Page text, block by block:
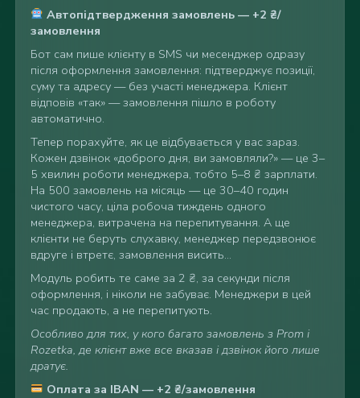
Автопідтвердження замовлень — +2 ₴/
замовлення
Бот сам пише клієнту в SMS чи месенджер одразу
після оформлення замовлення: підтверджує позиції,
суму та адресу — без участі менеджера. Клієнт
відповів «так» —замовлення пішло в роботу
автоматично.
Тепер порахуйте, як це відбувається у вас зараз.
Кожен дзвінок «доброго дня, ви замовляли?» — це 3–
5 хвилин роботи менеджера, тобто 5–8 ₴ зарплати.
На 500 замовлень на місяць — це 30–40 годин
чистого часу, ціла робоча тиждень одного
менеджера, витрачена на перепитування. А ще
клієнти не беруть слухавку, менеджер передзвонює
вдруге і втретє, замовлення висить…
Модуль робить те саме за 2 ₴, за секунди після
оформлення, і ніколи не забуває. Менеджери в цей
час продають, а не перепитують.
Особливо для тих, у кого багато замовлень з Prom і
Rozetka, де клієнт вже все вказав і дзвінок його лише
дратує.
Оплата за IBAN — +2 ₴/замовлення